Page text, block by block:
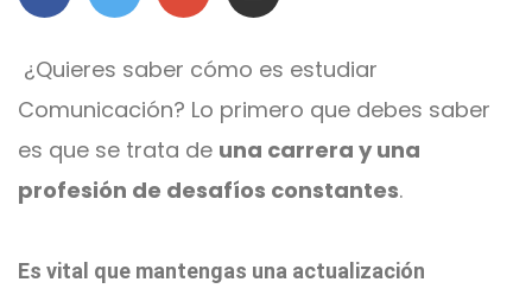
¿Quieres saber cómo es estudiar
Comunicación? Lo primero que debes saber
es que se trata de una carrera y una
profesión de desafíos constantes.
Es vital que mantengas una actualización